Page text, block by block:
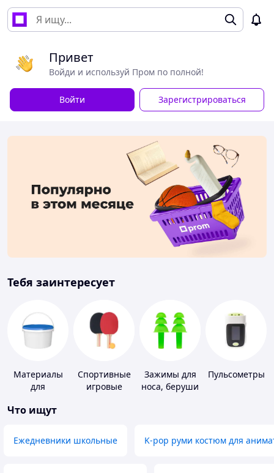
Привет
Войди и используй Пром по полной!
Войти Зарегистрироваться
Тебя заинтересует
Материалы
для
полимерных
Спортивные
игровые
Зажимы для
носа, беруши
Пульсометры
Что ищут
Ежедневники школьные K-pop руми костюм для